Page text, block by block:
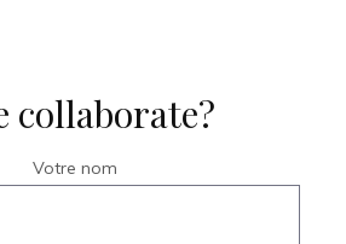
collaborate?
Votre nom